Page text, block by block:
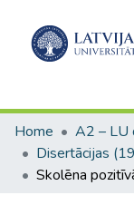
Home